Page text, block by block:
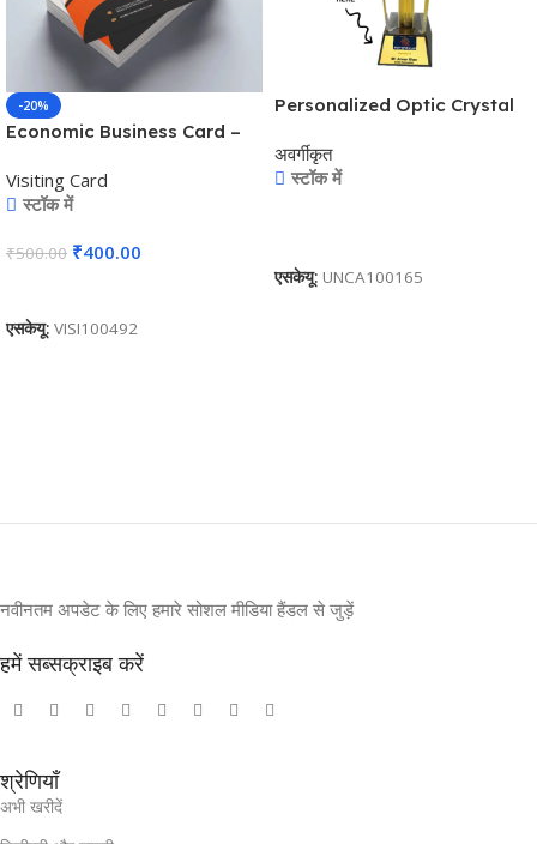
-20%
Economic Business Card –
Visiting Card
स्टॉक में
₹500.00 ₹400.00
एसकेयू: VISI100492
Personalized Optic Crystal
Employee Recognition,
Corporate Gifting, Award
अवर्गीकृत
स्टॉक में
एसकेयू: UNCA100165
नवीनतम अपडेट के लिए हमारे सोशल मीडिया हैंडल से जुड़ें
हमें सब्सक्राइब करें
श्रेणियाँ
अभी खरीदें